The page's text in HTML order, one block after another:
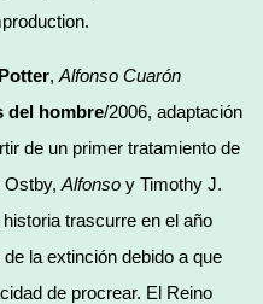
, Alfonso Cuarón
del hombre/2006, adaptación
de un primer tratamiento de
Alfonso y Timothy J.
trascurre en el año
la extinción debido a que
de procrear. El Reino